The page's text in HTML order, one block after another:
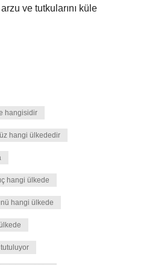
ve tutkularını küle
hangisidir
hangi ülkededir
hangi ülkede
hangi ülkede